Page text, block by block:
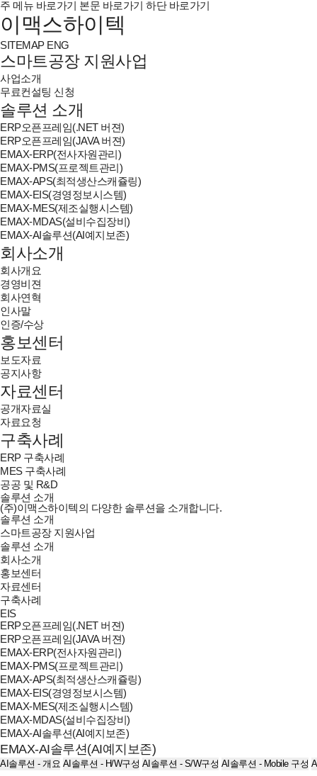
주 메뉴 바로가기 본문 바로가기 하단 바로가기
이맥스하이텍
SITEMAP ENG
스마트공장 지원사업
사업소개
무료컨설팅 신청
솔루션 소개
ERP오픈프레임(.NET 버젼)
ERP오픈프레임(JAVA 버젼)
EMAX-ERP(전사자원관리)
EMAX-PMS(프로젝트관리)
EMAX-APS(최적생산스캐쥴링)
EMAX-EIS(경영정보시스템)
EMAX-MES(제조실행시스템)
EMAX-MDAS(설비수집장비)
EMAX-AI솔루션(AI예지보존)
회사소개
회사개요
경영비젼
회사연혁
인사말
인증/수상
홍보센터
보도자료
공지사항
자료센터
공개자료실
자료요청
구축사례
ERP 구축사례
MES 구축사례
공공 및 R&D
솔루션 소개
(주)이맥스하이텍의 다양한 솔루션을 소개합니다.
솔루션 소개
스마트공장 지원사업
솔루션 소개
회사소개
홍보센터
자료센터
구축사례
EIS
ERP오픈프레임(.NET 버젼)
ERP오픈프레임(JAVA 버젼)
EMAX-ERP(전사자원관리)
EMAX-PMS(프로젝트관리)
EMAX-APS(최적생산스캐쥴링)
EMAX-EIS(경영정보시스템)
EMAX-MES(제조실행시스템)
EMAX-MDAS(설비수집장비)
EMAX-AI솔루션(AI예지보존)
EMAX-AI솔루션(AI예지보존)
AI솔루션 - 개요 AI솔루션 - H/W구성 AI솔루션 - S/W구성 AI솔루션 - Mobile 구성